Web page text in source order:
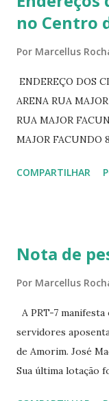
no Centro
Por Marcellus
ENDEREÇO DOS
ARENA RUA
RUA MAJOR
MAJOR FACUNDO
PEIXOTO 1307
☆CINE VIP CLUBE
COMPARTILHAR
Nota de
Por Marcellus
A PRT-7
servidores
de Amorim. José
Sua última lotação